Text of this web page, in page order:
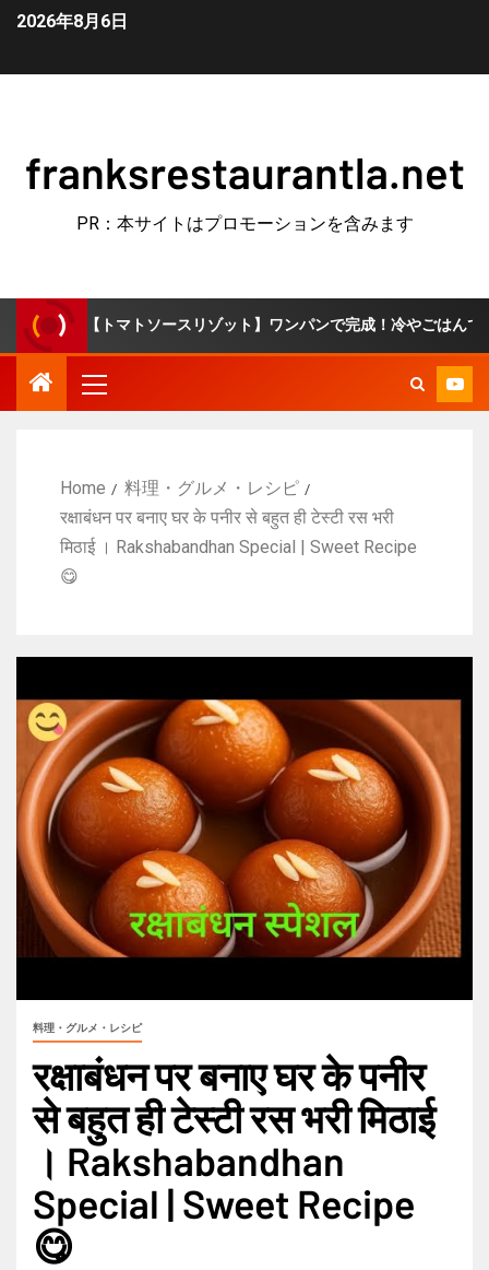
2026年8月6日
franksrestaurantla.net
PR：本サイトはプロモーションを含みます
マトソースリゾット】ワンパンで完成！冷やごはんで簡単10分♪
Home
料理・グルメ・レシピ
रक्षाबंधन पर बनाए घर के पनीर से बहुत ही टेस्टी रस भरी
मिठाई । Rakshabandhan Special | Sweet Recipe
😋
料理・グルメ・レシピ
रक्षाबंधन पर बनाए घर के पनीर
से बहुत ही टेस्टी रस भरी मिठाई
। Rakshabandhan
Special | Sweet Recipe
😋